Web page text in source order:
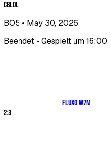
CBLOL
BO5 • May 30, 2026
Beendet - Gespielt um 16:00
Fluxo W7M
2:3